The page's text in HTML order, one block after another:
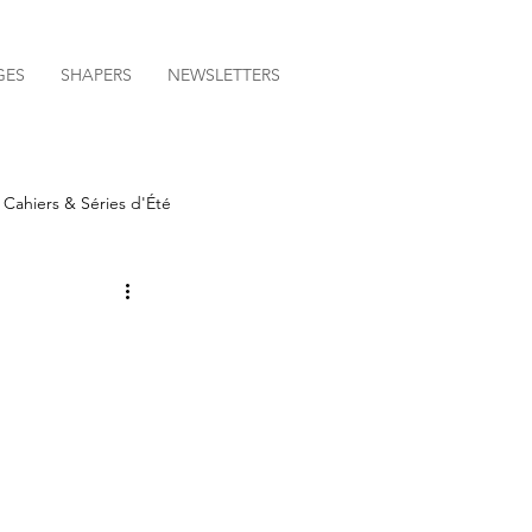
SHAPERS NEWSLETTERS
Cahiers & Séries d'Été